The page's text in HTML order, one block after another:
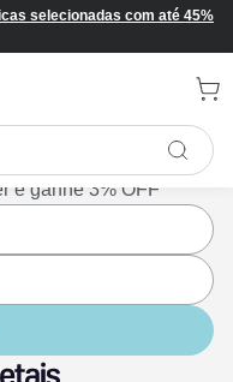
selecionadas com até 45%
e ganhe 3% OFF